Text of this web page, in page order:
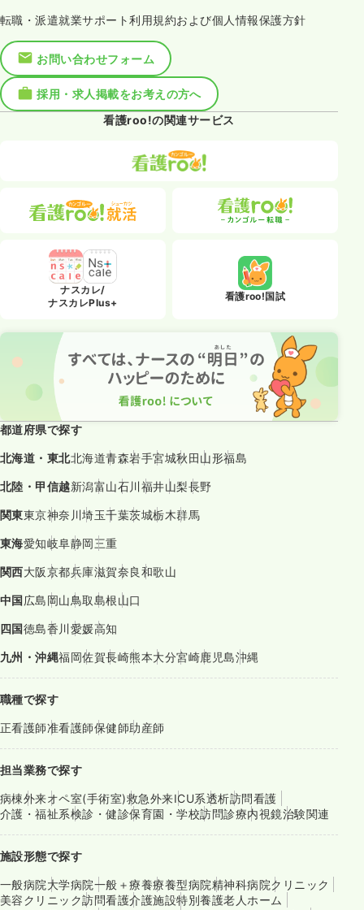
転職・派遣就業サポート利用規約および個人情報保護方針
お問い合わせフォーム
採用・求人掲載をお考えの方へ
看護roo!の関連サービス
ナスカレ/
ナスカレPlus+
看護roo!国試
都道府県で探す
北海道・東北北海道青森岩手宮城秋田山形福島
北陸・甲信越新潟富山石川福井山梨長野
関東東京神奈川埼玉千葉茨城栃木群馬
東海愛知岐阜静岡三重
関西大阪京都兵庫滋賀奈良和歌山
中国広島岡山鳥取島根山口
四国徳島香川愛媛高知
九州・沖縄福岡佐賀長崎熊本大分宮崎鹿児島沖縄
職種で探す
正看護師准看護師保健師助産師
担当業務で探す
病棟外来オペ室(手術室)救急外来ICU系透析訪問看護
介護・福祉系検診・健診保育園・学校訪問診療内視鏡治験関連
施設形態で探す
一般病院大学病院一般＋療養療養型病院精神科病院クリニック
美容クリニック訪問看護介護施設特別養護老人ホーム